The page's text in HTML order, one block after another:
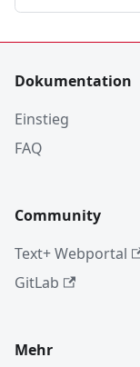
Dokumentation
Einstieg
FAQ
Community
Text+ Webportal
GitLab
Mehr